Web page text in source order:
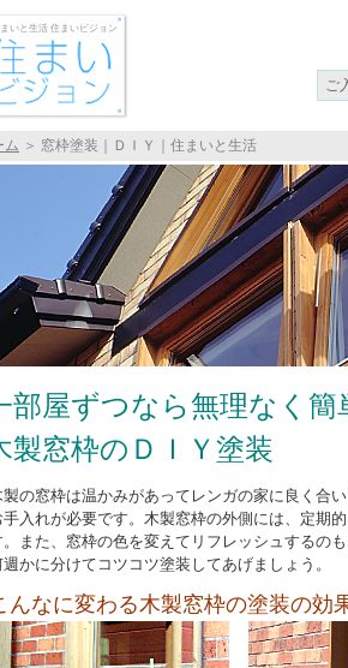
いと生活 住まいビジョン
ム ＞ 窓枠塗装｜ＤＩＹ｜住まいと生活
部屋ずつなら無理なく簡
製窓枠のＤＩＹ塗装
製の窓枠は温かみがあってレンガの家に良く合
手入れが必要です。木製窓枠の外側には、定期
。また、窓枠の色を変えてリフレッシュするの
週かに分けてコツコツ塗装してあげましょう。
んなに変わる木製窓枠の塗装の効